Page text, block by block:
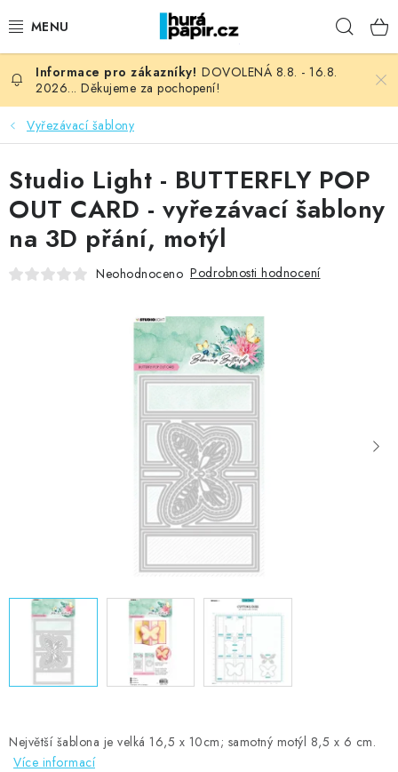
na
NOVINKY
HURÁ DÍLNA
VŠECHNO ZBOŽÍ
KNIHAŘSKÝ MATERIÁL
Moje objednávka
Obchodní podmínky
DOVOLENÁ 8.8. - 16.8.
2026... Děkujeme za pochopení!
Vyřezávací šablony
Největší šablona je velká 16,5 x 10cm; samotný motýl 8,5 x 6 cm.
Více informací
Studio Light - BUTTERFLY POP
OUT CARD - vyřezávací šablony
na 3D přání, motýl
Neohodnoceno Podrobnosti hodnocení